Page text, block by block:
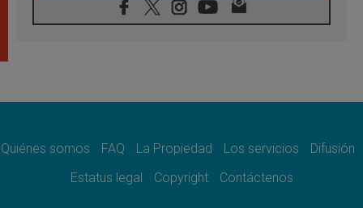
06.08.2026
Líbano: Reanudan los coloquios en Roma en
paz
Sturla: La visita de León XIV será una buena
Quiénes somos FAQ La Propiedad Los servicios
Difusión
Estatus legal
Copyright Contáctenos